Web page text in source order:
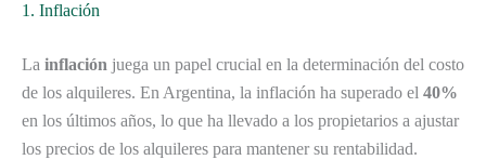
1. Inflación
La inflación juega un papel crucial en la determinación del costo
de los alquileres. En Argentina, la inflación ha superado el 40%
en los últimos años, lo que ha llevado a los propietarios a ajustar
los precios de los alquileres para mantener su rentabilidad.